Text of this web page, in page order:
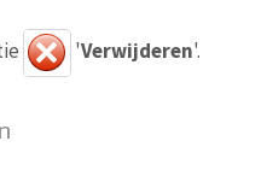
'Verwijderen'.